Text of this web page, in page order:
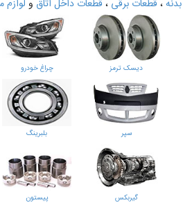
بدنه، قطعات برقی ، قطعات داخل اتاق و
دیسک ترمز چراغ خودرو
سپر بلبرینگ
گیربکس پیستون